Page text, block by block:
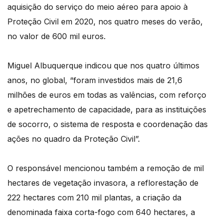
aquisição do serviço do meio aéreo para apoio à
Proteção Civil em 2020, nos quatro meses do verão,
no valor de 600 mil euros.
Miguel Albuquerque indicou que nos quatro últimos
anos, no global, “foram investidos mais de 21,6
milhões de euros em todas as valências, com reforço
e apetrechamento de capacidade, para as instituições
de socorro, o sistema de resposta e coordenação das
ações no quadro da Proteção Civil”.
O responsável mencionou também a remoção de mil
hectares de vegetação invasora, a reflorestação de
222 hectares com 210 mil plantas, a criação da
denominada faixa corta-fogo com 640 hectares, a